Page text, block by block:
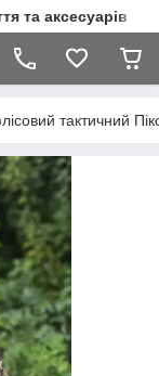
та аксесуарів
тактичний